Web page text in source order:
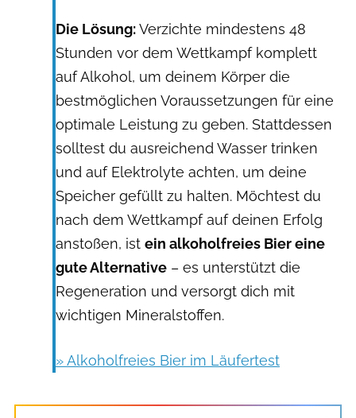
Die Lösung:Verzichte mindestens 48
Stunden vor dem Wettkampf komplett
auf Alkohol, um deinem Körper die
bestmöglichen Voraussetzungen für eine
optimale Leistung zu geben. Stattdessen
solltest du ausreichend Wasser trinken
und auf Elektrolyte achten, um deine
Speicher gefüllt zu halten. Möchtest du
nach dem Wettkampf auf deinen Erfolg
anstoßen, ist ein alkoholfreies Bier eine
gute Alternative – es unterstützt die
Regeneration und versorgt dich mit
wichtigen Mineralstoffen.
» Alkoholfreies Bier im Läufertest